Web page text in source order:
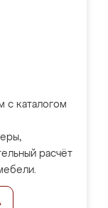
с каталогом
расчёт